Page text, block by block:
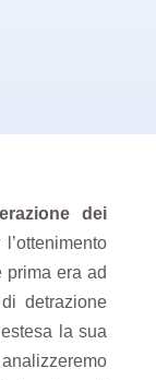
dei
prima era ad
detrazione
la sua